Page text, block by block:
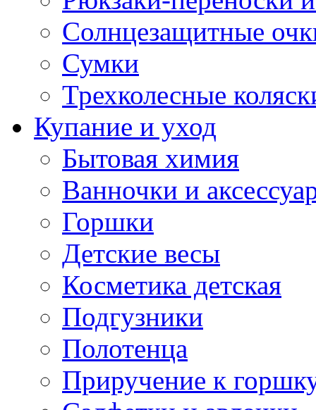
Солнцезащитные
Сумки
Трехколесные
Купание и уход
Бытовая химия
Ванночки и
Горшки
Детские весы
Косметика детская
Подгузники
Полотенца
Приручение к